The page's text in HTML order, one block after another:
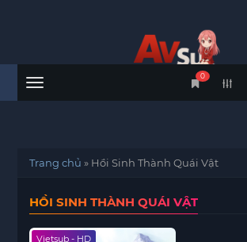
Menu
0
Trang chủ » Hồi Sinh Thành Quái Vật
HỒI SINH THÀNH QUÁI VẬT
Vietsub - HD